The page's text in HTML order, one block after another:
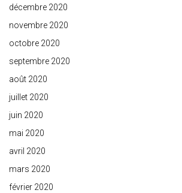
décembre 2020
novembre 2020
octobre 2020
septembre 2020
août 2020
juillet 2020
juin 2020
mai 2020
avril 2020
mars 2020
février 2020